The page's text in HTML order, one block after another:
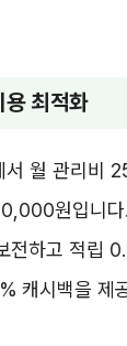
최적화
서 월 관리비
원입니
전하고 적립
캐시백을 제